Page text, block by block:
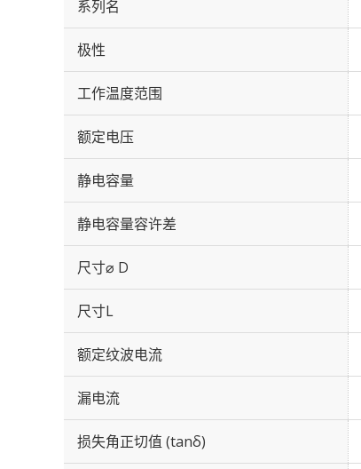
系列名
极性
工作温度范围
额定电压
静电容量
静电容量容许差
尺寸⌀ D
尺寸L
额定纹波电流
漏电流
损失角正切值 (tanδ)